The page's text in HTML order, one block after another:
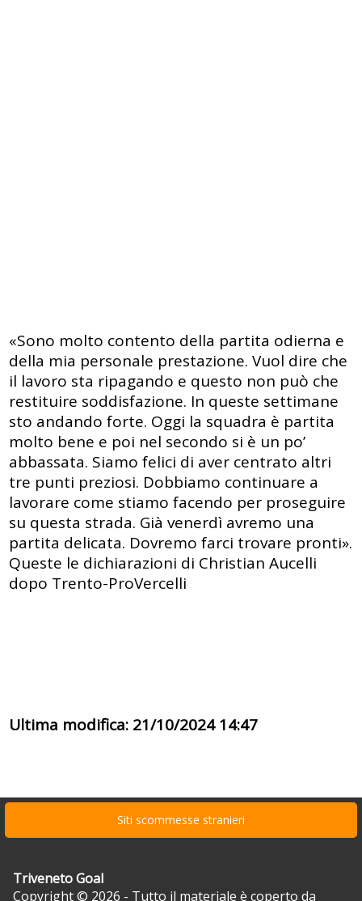
«Sono molto contento della partita odierna e
della mia personale prestazione. Vuol dire che
il lavoro sta ripagando e questo non può che
restituire soddisfazione. In queste settimane
sto andando forte. Oggi la squadra è partita
molto bene e poi nel secondo si è un po’
abbassata. Siamo felici di aver centrato altri
tre punti preziosi. Dobbiamo continuare a
lavorare come stiamo facendo per proseguire
su questa strada. Già venerdì avremo una
partita delicata. Dovremo farci trovare pronti».
Queste le dichiarazioni di Christian Aucelli
dopo Trento-ProVercelli
Ultima modifica: 21/10/2024 14:47
Siti scommesse stranieri
Triveneto Goal
Copyright © 2026 - Tutto il materiale è coperto da